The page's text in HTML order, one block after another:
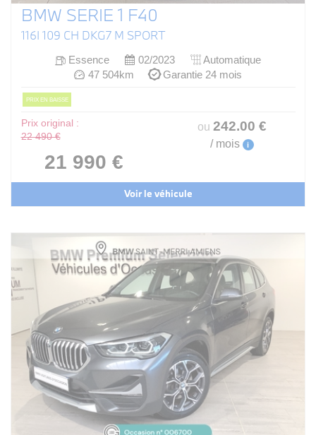
BMW SERIE 1 F40
116I 109 CH DKG7 M SPORT
Essence 02/2023
Automatique
47 504km
Garantie 24 mois
PRIX EN BAISSE
Prix original :
22 490 €
21 990 €
ou 242.00 €
/ mois i
Voir le véhicule